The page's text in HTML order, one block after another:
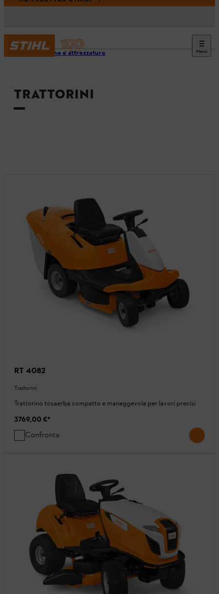
Menù
Macchine e attrezzature
TRATTORINI
RT 4082
Trattorini
Trattorino tosaerba compatto e maneggevole per lavori precisi
3769,00 €*
Confronta